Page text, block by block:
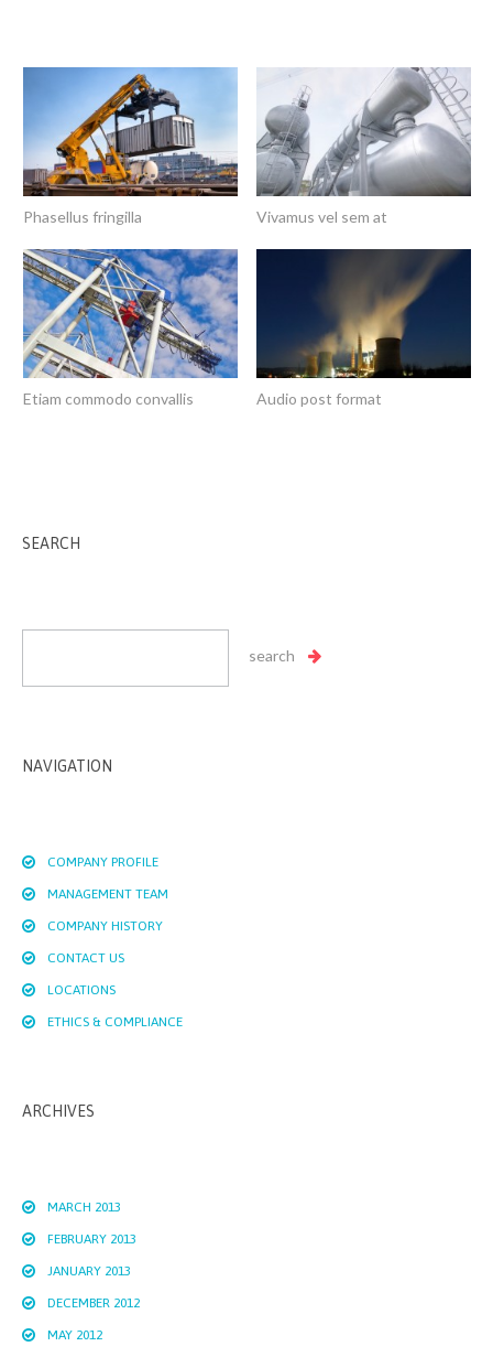
Phasellus fringilla Vivamus vel sem at
Etiam commodo convallis Audio post format
SEARCH
NAVIGATION
COMPANY PROFILE
MANAGEMENT TEAM
COMPANY HISTORY
CONTACT US
LOCATIONS
ETHICS & COMPLIANCE
ARCHIVES
MARCH 2013
FEBRUARY 2013
JANUARY 2013
DECEMBER 2012
MAY 2012